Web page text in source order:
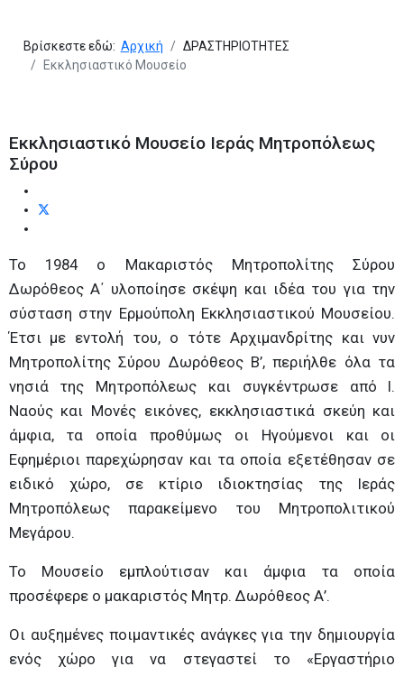
Βρίσκεστε εδώ: Αρχική
ΔΡΑΣΤΗΡΙΟΤΗΤΕΣ
Εκκλησιαστικό Μουσείο
Εκκλησιαστικό Μουσείο Ιεράς Μητροπόλεως
Σύρου
Το 1984 ο Μακαριστός Μητροπολίτης Σύρου
Δωρόθεος Α΄ υλοποίησε σκέψη και ιδέα του για την
σύσταση στην Ερμούπολη Εκκλησιαστικού Μουσείου.
Έτσι με εντολή του, ο τότε Αρχιμανδρίτης και νυν
Μητροπολίτης Σύρου Δωρόθεος Β’, περιήλθε όλα τα
νησιά της Μητροπόλεως και συγκέντρωσε από Ι.
Ναούς και Μονές εικόνες, εκκλησιαστικά σκεύη και
άμφια, τα οποία προθύμως οι Ηγούμενοι και οι
Εφημέριοι παρεχώρησαν και τα οποία εξετέθησαν σε
ειδικό χώρο, σε κτίριο ιδιοκτησίας της Ιεράς
Μητροπόλεως παρακείμενο του Μητροπολιτικού
Μεγάρου.
Το Μουσείο εμπλούτισαν και άμφια τα οποία
προσέφερε ο μακαριστός Μητρ. Δωρόθεος Α’.
Οι αυξημένες ποιμαντικές ανάγκες για την δημιουργία
ενός χώρο για να στεγαστεί το «Εργαστήριο